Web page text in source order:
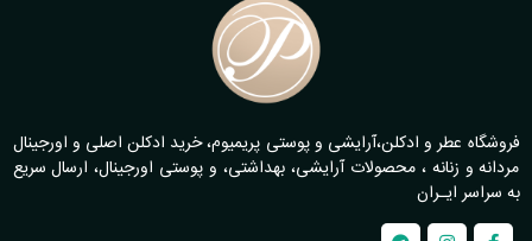
فروشگاه عطر و ادکلن،آرایشی و پوستی پریمیوم، خرید ادکلن اصلی و اورجینال
مردانه و زنانه ، محصولات آرایشی، بهداشتی، و پوستی اورجینال، ارسال سریع
به سراسر ایـران